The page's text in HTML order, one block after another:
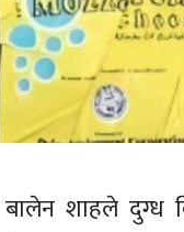
बालेन शाहले